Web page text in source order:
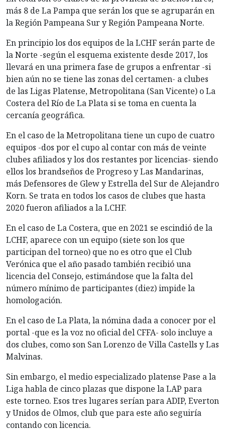
más 8 de La Pampa que serán los que se agruparán en
la Región Pampeana Sur y Región Pampeana Norte.
En principio los dos equipos de la LCHF serán parte de
la Norte -según el esquema existente desde 2017, los
llevará en una primera fase de grupos a enfrentar -si
bien aún no se tiene las zonas del certamen- a clubes
de las Ligas Platense, Metropolitana (San Vicente) o La
Costera del Río de La Plata si se toma en cuenta la
cercanía geográfica.
En el caso de la Metropolitana tiene un cupo de cuatro
equipos -dos por el cupo al contar con más de veinte
clubes afiliados y los dos restantes por licencias- siendo
ellos los brandseños de Progreso y Las Mandarinas,
más Defensores de Glew y Estrella del Sur de Alejandro
Korn. Se trata en todos los casos de clubes que hasta
2020 fueron afiliados a la LCHF.
En el caso de La Costera, que en 2021 se escindió de la
LCHF, aparece con un equipo (siete son los que
participan del torneo) que no es otro que el Club
Verónica que el año pasado también recibió una
licencia del Consejo, estimándose que la falta del
número mínimo de participantes (diez) impide la
homologación.
En el caso de La Plata, la nómina dada a conocer por el
portal -que es la voz no oficial del CFFA- solo incluye a
dos clubes, como son San Lorenzo de Villa Castells y Las
Malvinas.
Sin embargo, el medio especializado platense Pase a la
Liga habla de cinco plazas que dispone la LAP para
este torneo. Esos tres lugares serían para ADIP, Everton
y Unidos de Olmos, club que para este año seguiría
contando con licencia.